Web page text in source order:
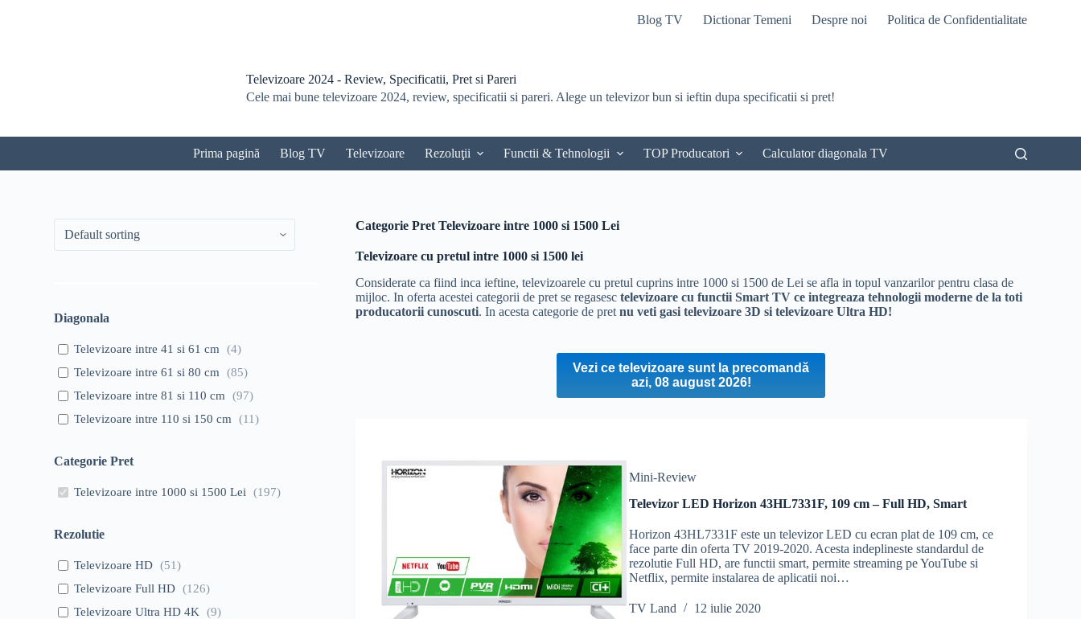
n
Blog TV Dictionar Temeni Despre noi Politica de Confidentialitate
Televizoare 2024 - Review, Specificatii, Pret si Pareri
Cele mai bune televizoare 2024, review, specificatii si pareri. Alege un televizor bun si ieftin dupa specificatii si pret!
Prima pagină Blog TV Televizoare Rezoluţii Functii & Tehnologii TOP Producatori Calculator diagonala TV
Categorie Pret Televizoare intre 1000 si 1500 Lei
Televizoare cu pretul intre 1000 si 1500 lei
Considerate ca fiind inca ieftine, televizoarele cu pretul cuprins intre 1000 si 1500 de Lei se afla in topul vanzarilor pentru clasa de
mijloc. In oferta acestei categorii de pret se regasesc televizoare cu functii Smart TV ce integreaza tehnologii moderne de la toti
producatorii cunoscuti. In acesta categorie de pretnu veti gasi televizoare 3D si televizoare Ultra HD!
Vezi ce televizoare sunt la precomandă
azi, 08 august 2026!
Mini-Review
Televizor LED Horizon 43HL7331F, 109 cm – Full HD, Smart
Horizon 43HL7331F este un televizor LED cu ecran plat de 109 cm, ce
face parte din oferta TV 2019-2020. Acesta indeplineste standardul de
rezolutie Full HD, are functii smart, permite streaming pe YouTube si
Netflix, permite instalarea de aplicatii noi…
TV Land 12 iulie 2020
Diagonala
Televizoare intre 41 si 61 cm (4)
Televizoare intre 61 si 80 cm
(85)
Televizoare intre 81 si 110 cm
(97)
Televizoare intre 110 si 150 cm
(11)
Categorie Pret
Televizoare intre 1000 si 1500 Lei (197)
Rezolutie
Televizoare HD (51)
Televizoare Full HD (126)
Televizoare Ultra HD 4K
(9)